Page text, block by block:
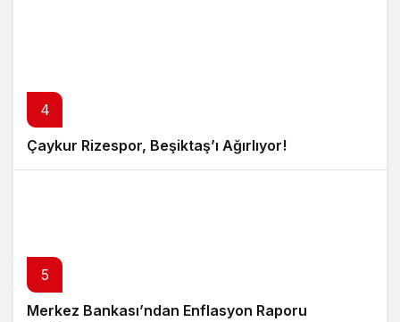
4
Çaykur Rizespor, Beşiktaş’ı Ağırlıyor!
5
Merkez Bankası’ndan Enflasyon Raporu